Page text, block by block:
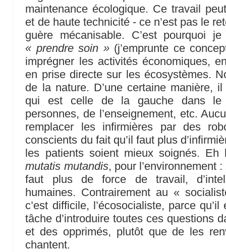
maintenance écologique. Ce travail
et de haute technicité - ce n’est pas le
guère mécanisable. C’est pourquoi
« prendre soin »(j’emprunte ce
imprégner les activités économiques,
en prise directe sur les écosystèmes.
de la nature. D’une certaine manière, il
qui est celle de la gauche dans le
personnes, de l’enseignement, etc.
remplacer les infirmières par des
conscients du fait qu’il faut plus
les patients soient mieux soignés.
mutatis mutandis, pour l’environnement
faut plus de force de travail,
humaines. Contrairement au «
c’est difficile, l’écosocialiste, parce
tâche d’introduire toutes ces questions
et des opprimés, plutôt que de les
chantent.